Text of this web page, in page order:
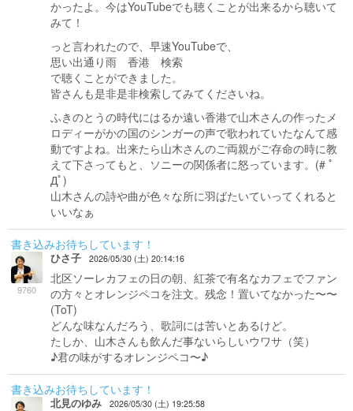
かったよ。今はYouTubeでも聴くことが出来るから聴いて
みて！
っと言われたので、早速YouTubeで、
思い出通り雨 香港 検索
で聴くことができました。
皆さんも是非是非検索してみてくださいね。
ふきのとうの時代にはるか遠い香港で山木さんの作ったメ
ロディーがかの国のシンガーの声で歌われていたなんて感
動ですよね。出来たら山木さんのご両親がご存命の時に教
えて下さってもと、ソニーの関係者に怒っています。(# ﾟ
Дﾟ)
山木さんの詩や曲が色々な所に羽ばたいていってくれると
いいなぁ
書き込みお待ちしています！
9760
ひさ子 2026/05/30 (土) 20:14:16
北区ソーレカフェの日の朝、紅茶で有名なカフェでファン
の方々とオレンジペコを注文。残念！置いてなかった〜〜
(ToT)
どんな味なんだろう、歌詞には苦いとあるけど。
たしか、山木さんも飲んだ事ないらしいウワサ（笑）
♪君の味がするオレンジペコ〜♪
書き込みお待ちしています！
北見のゆみ 2026/05/30 (土) 19:25:58